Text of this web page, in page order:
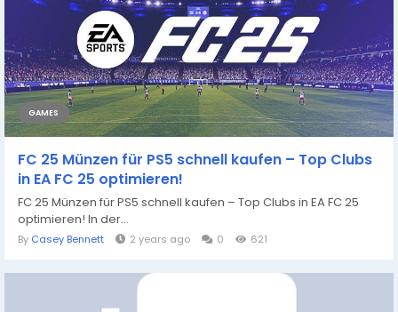
GAMES
FC 25 Münzen für PS5 schnell kaufen – Top Clubs
in EA FC 25 optimieren!
FC 25 Münzen für PS5 schnell kaufen – Top Clubs in EA FC 25
optimieren! In der...
By Casey Bennett 2 years ago 0 621